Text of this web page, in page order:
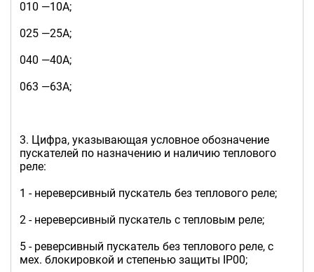
010 —10А;
025 —25А;
040 —40А;
063 —63А;
3. Цифра, указывающая условное обозначение
пускателей по назначению и наличию теплового
реле:
1 - нереверсивный пускатель без теплового реле;
2 - нереверсивный пускатель с тепловым реле;
5 - реверсивный пускатель без теплового реле, с
мех. блокировкой и степенью защиты IP00;